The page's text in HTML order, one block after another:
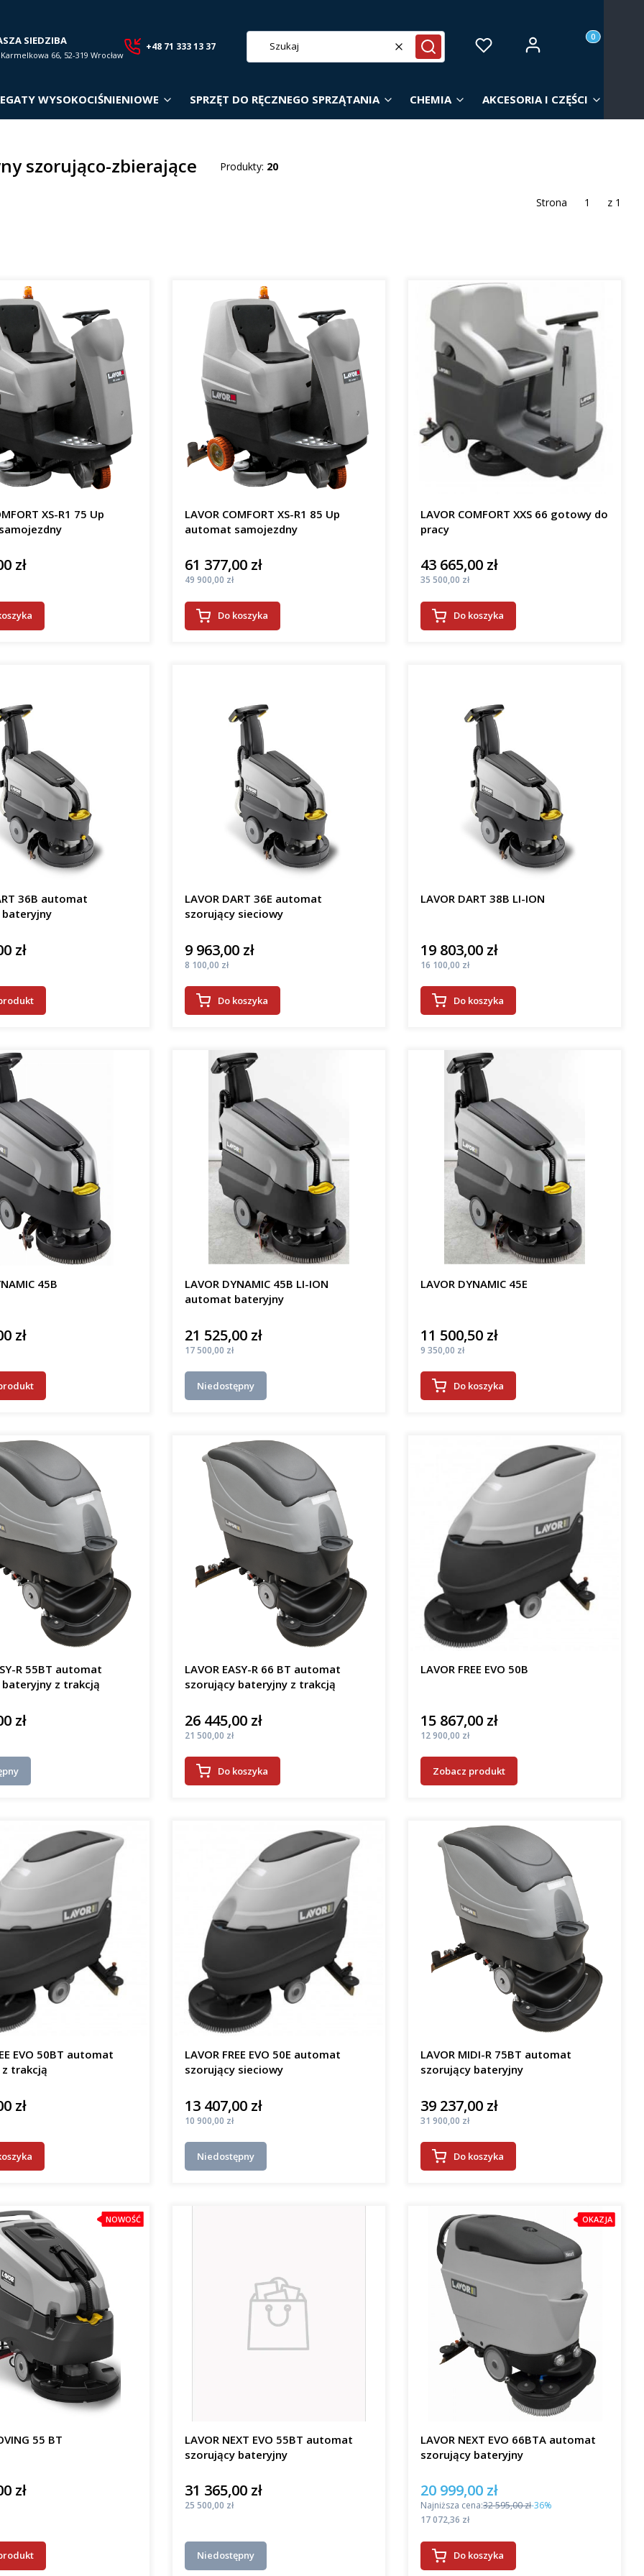
+48 71 333 13 37
SIEDZIBA
66, 52-319 Wrocław WyczyśćSzukaj
Ulubione Zaloguj się Produkty w
Koszyk
WYSOKOCIŚNIENIOWE SPRZĘT DO RĘCZNEGO SPRZĄTANIA CHEMIA AKCESORIA I CZĘŚCI
szorująco-zbierające Produkty: 20
Strona z 1
XS-R1 75 Up
zł
LAVOR COMFORT XS-R1 85 Up
automat samojezdny
Cena
61 377,00 zł
Cena
49 900,00 zł
Do koszyka
LAVOR COMFORT XXS 66 gotowy do
pracy
Cena
43 665,00 zł
Cena
35 500,00 zł
Do koszyka
36B automat
zł
LAVOR DART 36E automat
szorujący sieciowy
Cena
9 963,00 zł
Cena
8 100,00 zł
Do koszyka
LAVOR DART 38B LI-ION
Cena
19 803,00 zł
Cena
16 100,00 zł
Do koszyka
45B
zł
LAVOR DYNAMIC 45B LI-ION
automat bateryjny
Cena
21 525,00 zł
Cena
17 500,00 zł
Niedostępny
LAVOR DYNAMIC 45E
Cena
11 500,50 zł
Cena
9 350,00 zł
Do koszyka
R 55BT automat
z trakcją
zł
LAVOR EASY-R 66 BT automat
szorujący bateryjny z trakcją
Cena
26 445,00 zł
Cena
21 500,00 zł
Do koszyka
LAVOR FREE EVO 50B
Cena
15 867,00 zł
Cena
12 900,00 zł
Zobacz produkt
EVO 50BT automat
trakcją
zł
LAVOR FREE EVO 50E automat
szorujący sieciowy
Cena
13 407,00 zł
Cena
10 900,00 zł
Niedostępny
LAVOR MIDI-R 75BT automat
szorujący bateryjny
Cena
39 237,00 zł
Cena
31 900,00 zł
Do koszyka
NOWOŚĆ
55 BT
zł
LAVOR NEXT EVO 55BT automat
szorujący bateryjny
Cena
31 365,00 zł
Cena
25 500,00 zł
Niedostępny
OKAZJA
LAVOR NEXT EVO 66BTA automat
szorujący bateryjny
Cena promocyjna
20 999,00 zł
Najniższa cena:32 595,00 zł-36%
Cena
17 072,36 zł
Do koszyka